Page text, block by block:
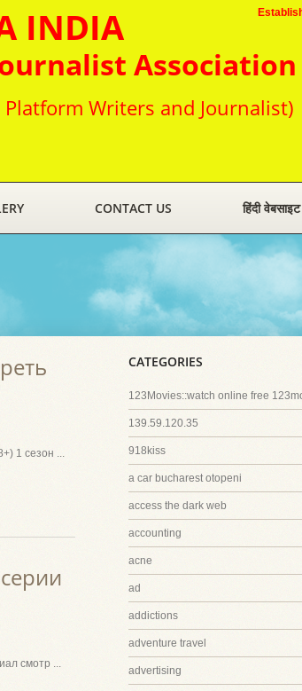
INDIA
Association
Writers and Journalist)
CONTACT US हिंदी वेबसाइट
1 сезон ...
смотр ...
CATEGORIES
123Movies::watch online free
139.59.120.35
918kiss
a car bucharest otopeni
access the dark web
accounting
acne
ad
addictions
adventure travel
advertising